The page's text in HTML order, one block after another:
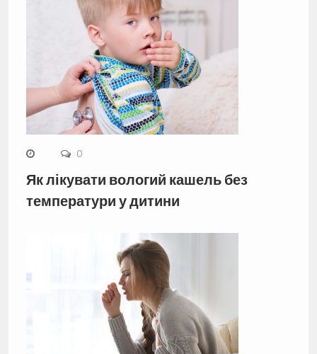
0
Як лікувати вологий кашель без
температури у дитини